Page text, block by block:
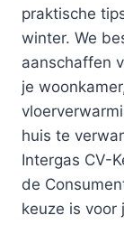
praktische
winter. We
aanschaffen
je
huis te
Intergas CV-
de
keuze is voor